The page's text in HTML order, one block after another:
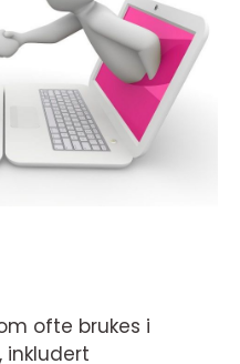
ofte brukes i
inkludert